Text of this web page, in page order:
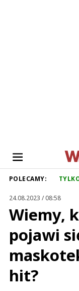
POLECAMY:
24.08.2023 / 08:58
Wiemy,
pojawi
hit?